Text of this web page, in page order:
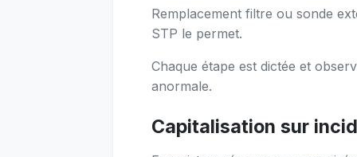
Remplacement filtre ou sonde
STP le permet.
Chaque étape est dictée et
anormale.
Capitalisation sur